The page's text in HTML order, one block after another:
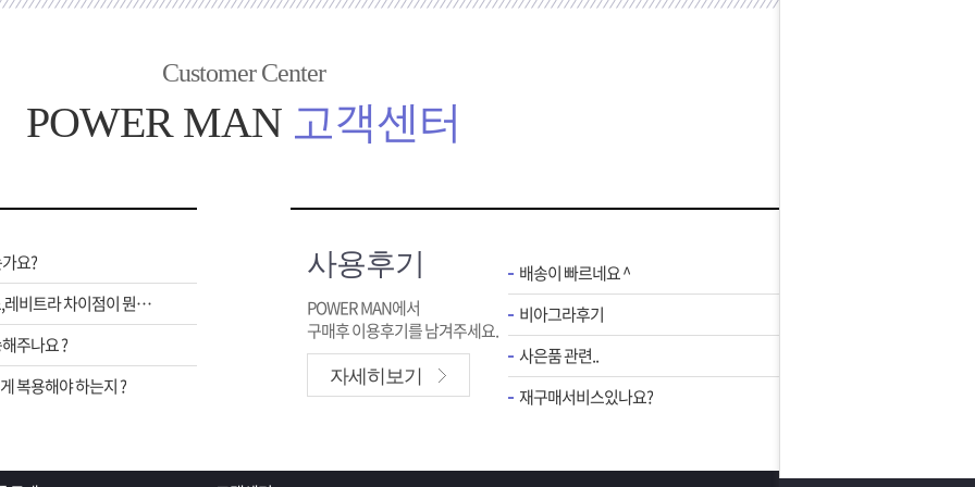
Customer Center
POWER MAN 고객센터
요?
비아그라,시알리스,레비트라 차이점이 뭔가요 ?
주나요 ?
복용해야 하는지 ?
사용후기
POWER MAN에서
구매후 이용후기를 남겨주세요.
자세히보기
배송이 빠르네요 ^
비아그라후기
사은품 관련..
재구매서비스있나요?